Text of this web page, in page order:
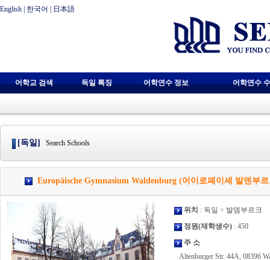
English 한국어 日本語
어학교 검색 독일 특징 어학연수 정보 어학연수
[독일] Search Schools
Europäische Gymnasium Waldenburg (어이로페이셰 발덴부
위치 : 독일 > 발뎀부르크
정원(재학생수) : 450
주 소
Altenburger Str. 44A, 08396